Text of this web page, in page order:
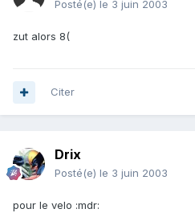
Posté(e) le 3 juin 2003
zut alors 8(
Citer
Drix
Posté(e) le 3 juin 2003
pour le velo :mdr: